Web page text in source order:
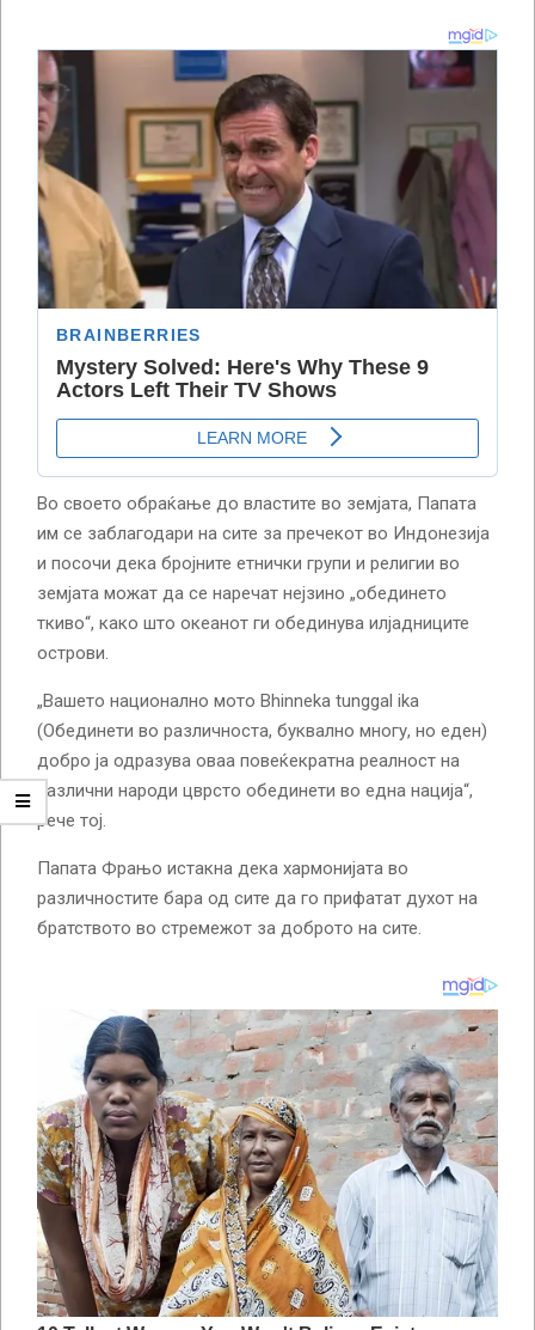
Во своето обраќање до властите во земјата, Папата
им се заблагодари на сите за пречекот во Индонезија
и посочи дека бројните етнички групи и религии во
земјата можат да се наречат нејзино „обединето
ткиво“, како што океанот ги обединува илјадниците
острови.
„Вашето национално мото Bhinneka tunggal ika
(Обединети во различноста, буквално многу, но еден)
добро ја одразува оваа повеќекратна реалност на
различни народи цврсто обединети во една нација“,
рече тој.
Папата Фрањо истакна дека хармонијата во
различностите бара од сите да го прифатат духот на
братството во стремежот за доброто на сите.